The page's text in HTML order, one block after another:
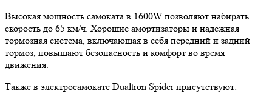
Высокая мощность самоката в 1600W позволяют набирать
скорость до 65 км/ч. Хорошие амортизаторы и надежная
тормозная система, включающая в себя передний и задний
тормоз, повышают безопасность и комфорт во время
движения.
Также в электросамокате Dualtron Spider присутствуют: